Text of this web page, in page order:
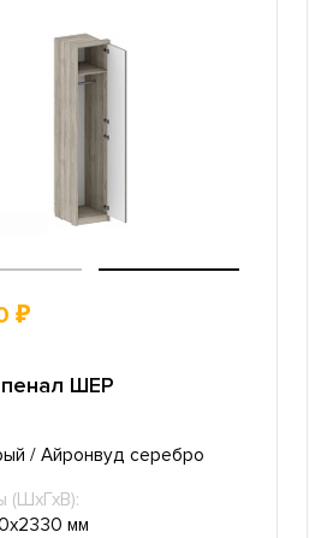
₽
ШЕР
/ Айронвуд серебро
(ШхГхВ):
мм